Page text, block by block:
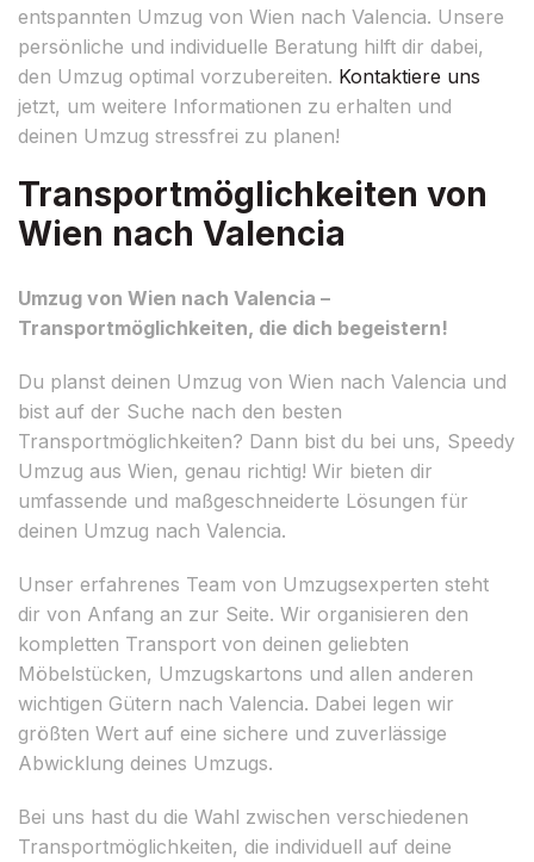
entspannten Umzug von Wien nach Valencia. Unsere
persönliche und individuelle Beratung hilft dir dabei,
den Umzug optimal vorzubereiten. Kontaktiere uns
jetzt, um weitere Informationen zu erhalten und
deinen Umzug stressfrei zu planen!
Transportmöglichkeiten von
Wien nach Valencia
Umzug von Wien nach Valencia –
Transportmöglichkeiten, die dich begeistern!
Du planst deinen Umzug von Wien nach Valencia und
bist auf der Suche nach den besten
Transportmöglichkeiten? Dann bist du bei uns, Speedy
Umzug aus Wien, genau richtig! Wir bieten dir
umfassende und maßgeschneiderte Lösungen für
deinen Umzug nach Valencia.
Unser erfahrenes Team von Umzugsexperten steht
dir von Anfang an zur Seite. Wir organisieren den
kompletten Transport von deinen geliebten
Möbelstücken, Umzugskartons und allen anderen
wichtigen Gütern nach Valencia. Dabei legen wir
größten Wert auf eine sichere und zuverlässige
Abwicklung deines Umzugs.
Bei uns hast du die Wahl zwischen verschiedenen
Transportmöglichkeiten, die individuell auf deine